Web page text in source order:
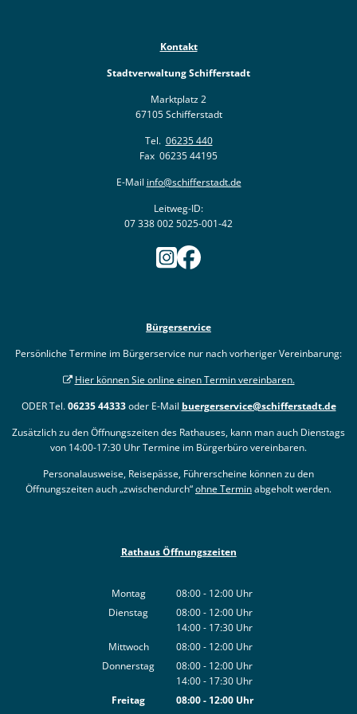
Kontakt
Stadtverwaltung Schifferstadt
Marktplatz 2
67105 Schifferstadt
Tel. 06235 440
Fax 06235 44195
E-Mail info@schifferstadt.de
Leitweg-ID:
07 338 002 5025-001-42
Bürgerservice
Persönliche Termine im Bürgerservice nur nach vorheriger Vereinbarung:
Hier können Sie online einen Termin vereinbaren.
ODER Tel.06235 44333oder E-Mail buergerservice@schifferstadt.de
Zusätzlich zu den Öffnungszeiten des Rathauses, kann man auch Dienstags
von 14:00-17:30 Uhr Termine im Bürgerbüro vereinbaren.
Personalausweise, Reisepässe, Führerscheine können zu den
Öffnungszeiten auch „zwischendurch“ohne Terminabgeholt werden.
Rathaus Öffnungszeiten
Montag 08:00- 12:00 Uhr
Von 08:00 bis 12:00 Uhr
Dienstag 08:00- 12:00 Uhr
Von 08:00 bis 12:00 Uhr
14:00- 17:30 Uhr
Von 14:00 bis 17:30 Uhr
Mittwoch 08:00- 12:00 Uhr
Von 08:00 bis 12:00 Uhr
Donnerstag 08:00- 12:00 Uhr
Von 08:00 bis 12:00 Uhr
14:00- 17:30 Uhr
Von 14:00 bis 17:30 Uhr
Freitag 08:00- 12:00Uhr